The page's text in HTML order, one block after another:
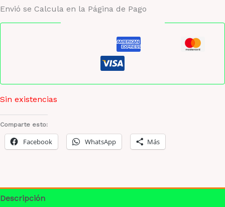
Envió se Calcula en la Página de Pago
Sin existencias
Comparte esto:
Facebook WhatsApp Más
Descripción